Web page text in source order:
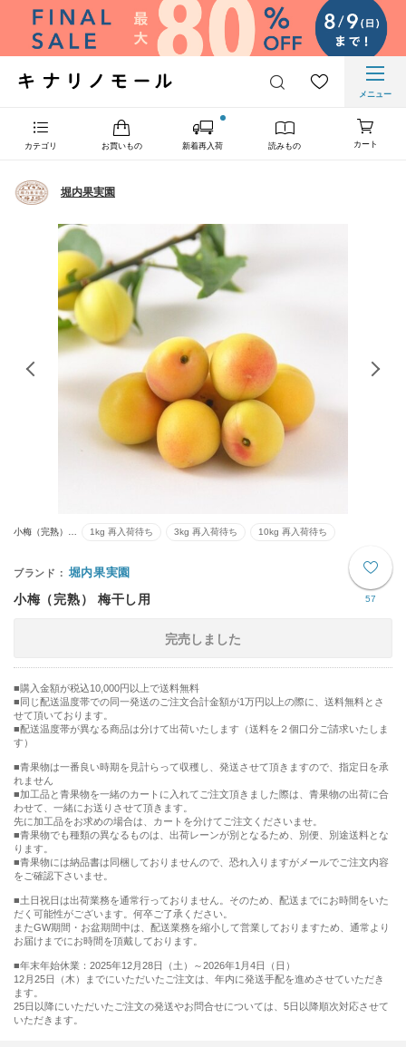
メニュー
カテゴリ お買いもの 新着再入荷 読みもの カート
堀内果実園
小梅（完熟）… 1kg 再入荷待ち 3kg 再入荷待ち 10kg 再入荷待ち
57
堀内果実園
小梅（完熟） 梅干し用
完売しました
購入金額が税込10,000円以上で送料無料
同じ配送温度帯での同一発送のご注文合計金額が1万円以上の際に、送料無料とさ
せて頂いております。
■配送温度帯が異なる商品は分けて出荷いたします（送料を２個口分ご請求いたしま
す）
■青果物は一番良い時期を見計らって収穫し、発送させて頂きますので、指定日を承
れません
■加工品と青果物を一緒のカートに入れてご注文頂きました際は、青果物の出荷に合
わせて、一緒にお送りさせて頂きます。
先に加工品をお求めの場合は、カートを分けてご注文くださいませ。
■青果物でも種類の異なるものは、出荷レーンが別となるため、別便、別途送料とな
ります。
■青果物には納品書は同梱しておりませんので、恐れ入りますがメールでご注文内容
をご確認下さいませ。
■土日祝日は出荷業務を通常行っておりません。そのため、配送までにお時間をいた
だく可能性がございます。何卒ご了承ください。
またGW期間・お盆期間中は、配送業務を縮小して営業しておりますため、通常より
お届けまでにお時間を頂戴しております。
■年末年始休業：2025年12月28日（土）～2026年1月4日（日）
12月25日（木）までにいただいたご注文は、年内に発送手配を進めさせていただき
ます。
25日以降にいただいたご注文の発送やお問合せについては、5日以降順次対応させて
いただきます。